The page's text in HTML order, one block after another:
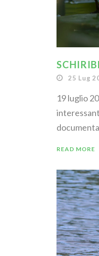
25 Lug
19 luglio
READ MORE